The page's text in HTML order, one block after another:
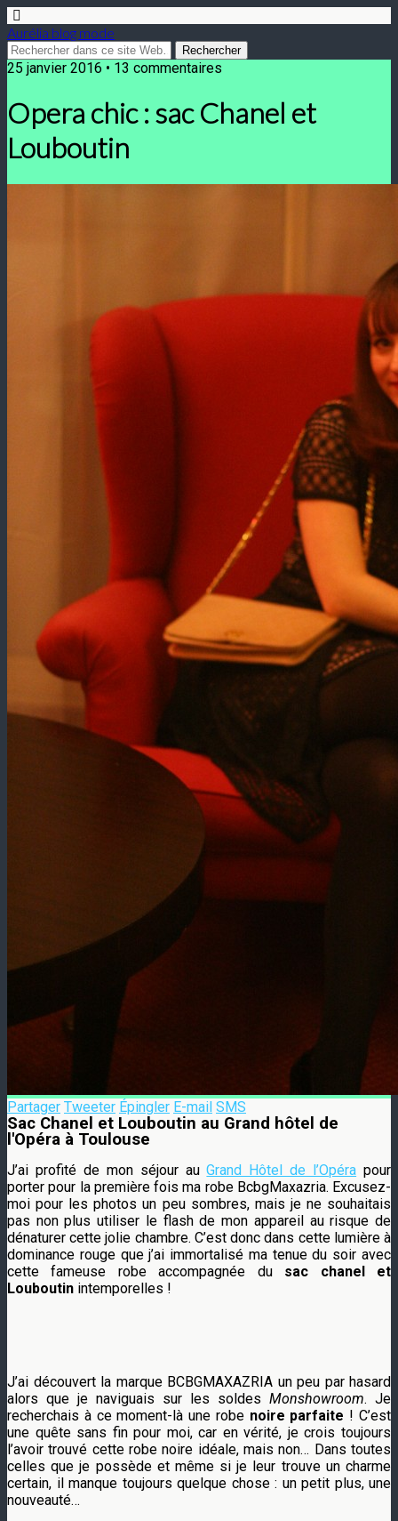
Aurélia blog mode
25 janvier 2016 • 13 commentaires
Opera chic : sac Chanel et
Louboutin
Partager Tweeter Épingler E-mail SMS
Sac Chanel et Louboutin au Grand hôtel de
l'Opéra à Toulouse
J’ai profité de mon séjour auGrand Hôtel de l’Opéra pour
porter pour la première fois ma robe BcbgMaxazria. Excusez-
moi pour les photos un peu sombres, mais je ne souhaitais
pas non plus utiliser le flash de mon appareil au risque de
dénaturer cette jolie chambre. C’est donc dans cette lumière à
dominance rouge que j’ai immortalisé ma tenue du soir avec
cette fameuse robe accompagnée du sac chanel et
Louboutin intemporelles !
J’ai découvert la marque BCBGMAXAZRIA un peu par hasard
alors que je naviguais sur les soldes Monshowroom. Je
recherchais à ce moment-là une robe noire parfaite ! C’est
une quête sans fin pour moi, car en vérité, je crois toujours
l’avoir trouvé cette robe noire idéale, mais non… Dans toutes
celles que je possède et même si je leur trouve un charme
certain, il manque toujours quelque chose : un petit plus, une
nouveauté…